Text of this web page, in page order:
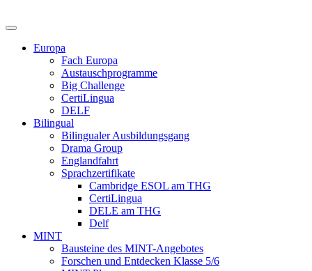
Europa
Fach Europa
Austauschprogramme
Big Challenge
CertiLingua
DELF
Bilingual
Bilingualer Ausbildungsgang
Drama Group
Englandfahrt
Sprachzertifikate
Cambridge ESOL am THG
CertiLingua
DELE am THG
Delf
MINT
Bausteine des MINT-Angebotes
Forschen und Entdecken Klasse 5/6